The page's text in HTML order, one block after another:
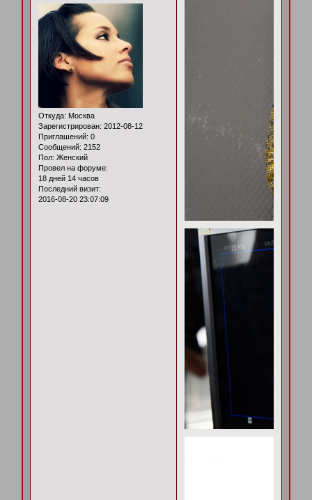
Откуда: Москва
Зарегистрирован: 2012-08-12
Приглашений: 0
Сообщений: 2152
Пол: Женский
Провел на форуме:
18 дней 14 часов
Последний визит:
2016-08-20 23:07:09